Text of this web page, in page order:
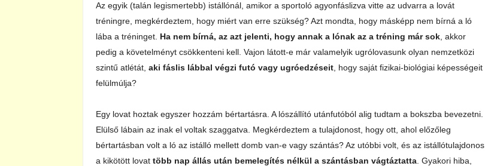
Az egyik (talán legismertebb) istállónál, amikor a sportoló agyonfáslizva vitte az udvarra a lovát
tréningre, megkérdeztem, hogy miért van erre szükség? Azt mondta, hogy másképp nem bírná a ló
lába a tréninget. Ha nem bírná, az azt jelenti, hogy annak a lónak az a tréning már sok , akkor
pedig a követelményt csökkenteni kell. Vajon látott-e már valamelyik ugrólovasunk olyan nemzetközi
szintű atlétát, aki fáslis lábbal végzi futó vagy ugróedzéseit , hogy saját fizikai-biológiai képességeit
felülmúlja?
Egy lovat hoztak egyszer hozzám bértartásra. A lószállító utánfutóból alig tudtam a bokszba bevezetni.
Elülső lábain az inak el voltak szaggatva. Megkérdeztem a tulajdonost, hogy ott, ahol előzőleg
bértartásban volt a ló az istálló mellett domb van-e vagy szántás? Az utóbbi volt, és az istállótulajdonos
a kikötött lovat több nap állás után bemelegítés nélkül a szántásban vágtáztatta . Gyakori hiba,